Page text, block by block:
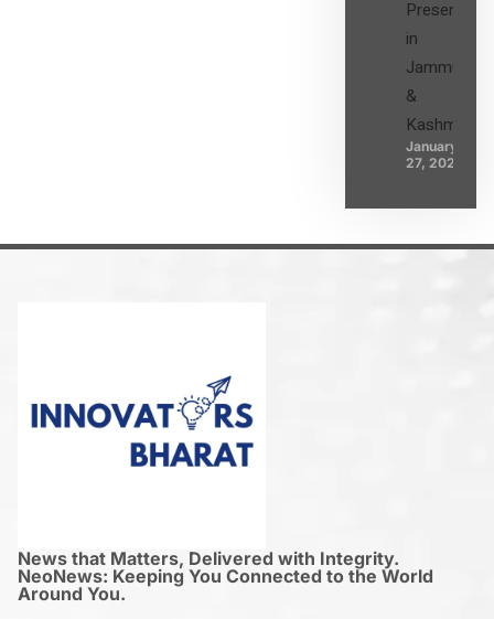
Presence
in
Jammu
&
Kashmir
January
27, 2025
News that Matters, Delivered with Integrity.
NeoNews: Keeping You Connected to the World
Around You.